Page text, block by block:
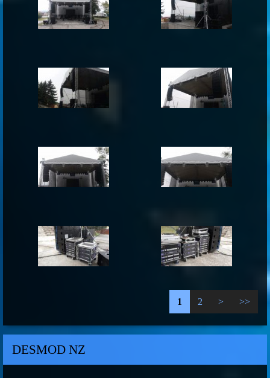
1 2 > >>
DESMOD NZ